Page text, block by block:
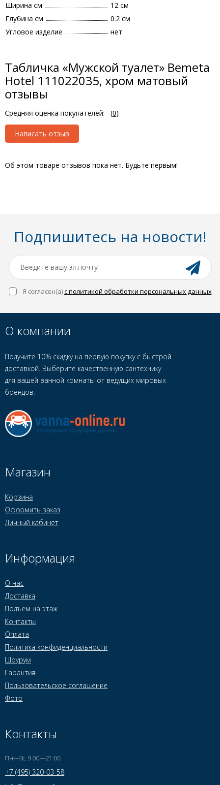
Ширина см
12 см
Глубина см
0.2 см
Угловое изделие
нет
Табличка «Мужской туалет» Bemeta
Hotel 111022035, хром матовый
отзывы
Средняя оценка покупателей: (0)
Написать отзыв
Об этом товаре отзывов пока нет. Будьте первым!
Подпишитесь на новости!
Я согласен(a)с политикой обработки персональных данных
О компании
Получите 10% скидку на первую покупку с быстрой
доставкой. Выберите качественную сантехнику
для вашей ванной комнаты от ведущих мировых
брендов.
Магазин
Корзина
Оформить заказ
Личный кабинет
Информация
О нас
Доставка
Подъем на этаж
Контакты
Оплата
Политика конфиденциальности
Шоурум
Гарантия
Пользовательское соглашение
Фото
Контакты
Пн—Вс, 9:00—21:00
+7 (495) 320-03-58